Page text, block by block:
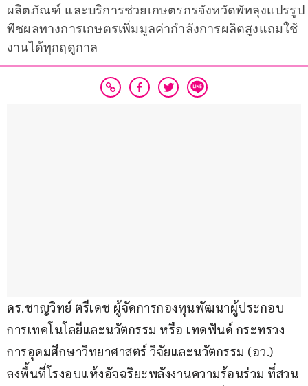
ผลิตภัณฑ์ และบริการช่วยเกษตรกรจังหวัดพัทลุงแปรรูป
พืชผลทางการเกษตรเพิ่มมูลค่ากำลังการผลิตสูงแถมใช้
งานได้ทุกฤดูกาล
ดร.ชาญวิทย์ ตรีเดช ผู้จัดการกองทุนพัฒนาผู้ประกอบ
การเทคโนโลยีและนวัตกรรม หรือ เทดฟันด์ กระทรวง
การอุดมศึกษาวิทยาศาสตร์ วิจัยและนวัตกรรม (อว.)
ลงพื้นที่โรงอบแห้งอัจฉริยะพลังงานความร้อนร่วม ที่สวน